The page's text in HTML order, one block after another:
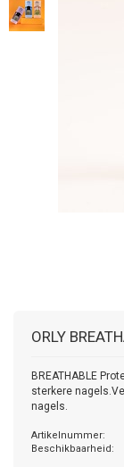
ORLY
BREATHABLE
sterkere
nagels.
Artikelnummer:
Beschikbaarheid: